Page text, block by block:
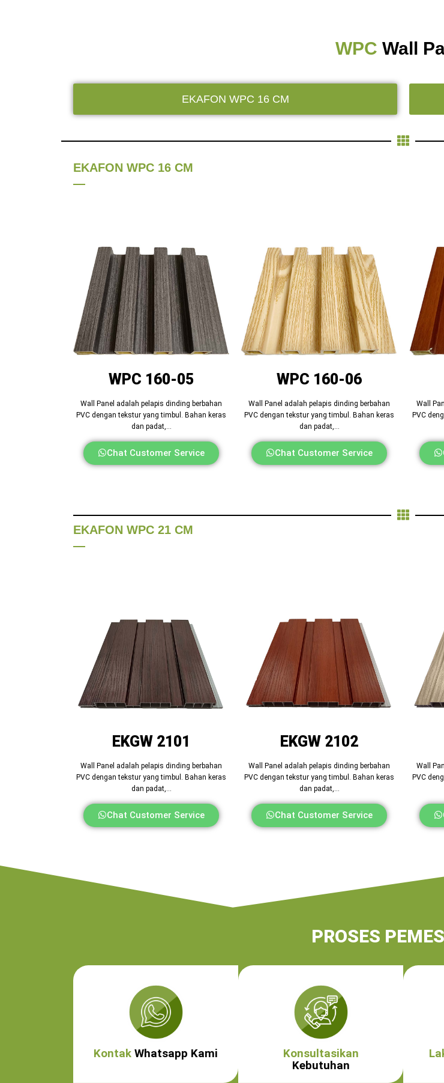
WPC Wall
EKAFON WPC 16 CM
EKAFON WPC 16 CM
—
WPC 160-05
Wall Panel adalah pelapis dinding berbahan
PVC dengan tekstur yang timbul. Bahan keras
dan padat,…
Chat Customer Service
WPC 160-06
Wall Panel adalah pelapis dinding berbahan
PVC dengan tekstur yang timbul. Bahan keras
dan padat,…
Chat Customer Service
Wall
PVC
EKAFON WPC 21 CM
—
EKGW 2101
Wall Panel adalah pelapis dinding berbahan
PVC dengan tekstur yang timbul. Bahan keras
dan padat,…
Chat Customer Service
EKGW 2102
Wall Panel adalah pelapis dinding berbahan
PVC dengan tekstur yang timbul. Bahan keras
dan padat,…
Chat Customer Service
Wall
PVC
PROSES
Kontak Whatsapp Kami
Konsultasikan
Kebutuhan